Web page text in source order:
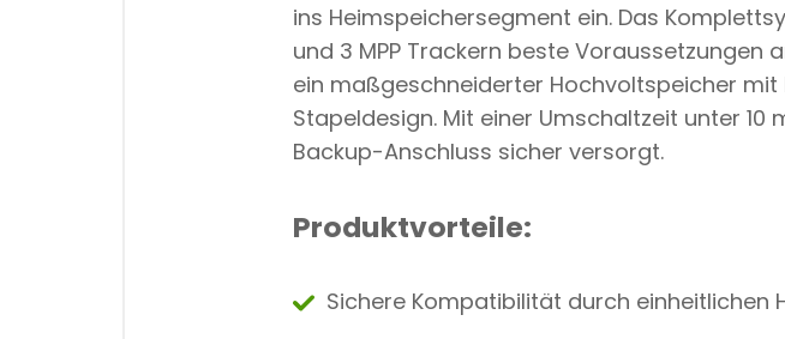
ins Heimspeichersegment ein. Das
und 3 MPP Trackern beste Voraussetzungen
ein maßgeschneiderter Hochvoltspeicher
Stapeldesign. Mit einer Umschaltzeit unter
Backup-Anschluss sicher versorgt.
Produktvorteile:
Sichere Kompatibilität durch einheitlichen